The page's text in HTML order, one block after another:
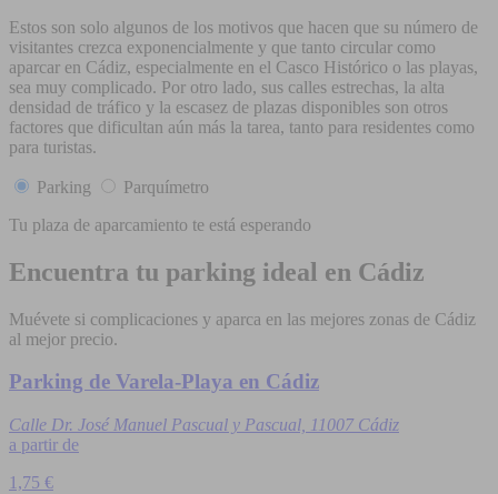
Estos son solo algunos de los motivos que hacen que su número de
visitantes crezca exponencialmente y que tanto circular como
aparcar en Cádiz, especialmente en el Casco Histórico o las playas,
sea muy complicado. Por otro lado, sus calles estrechas, la alta
densidad de tráfico y la escasez de plazas disponibles son otros
factores que dificultan aún más la tarea, tanto para residentes como
para turistas.
Parking
Parquímetro
Tu plaza de aparcamiento te está esperando
Encuentra tu parking ideal en Cádiz
Muévete si complicaciones y aparca en las mejores zonas de Cádiz
al mejor precio.
Parking de Varela-Playa en Cádiz
Calle Dr. José Manuel Pascual y Pascual, 11007 Cádiz
a partir de
1,75 €